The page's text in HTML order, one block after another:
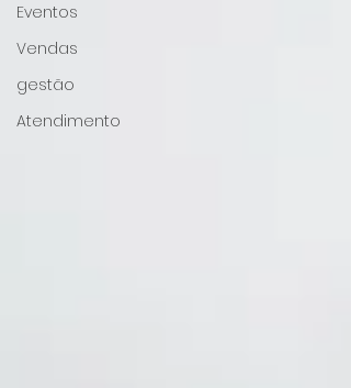
Eventos
Vendas
gestão
Atendimento